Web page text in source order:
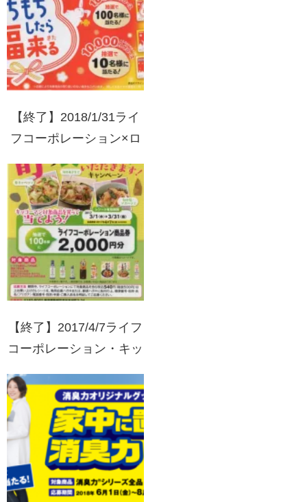
ー体験教室 バスツアー
プレゼントキャンペーン
【終了】2018/1/31ライ
フコーポレーション×ロ
たら、福来る！雪見だい
ふくQUOカードプレゼ
ント！
【終了】2017/4/7ライフ
コーポレーション・キッ
ただきます！キャンペー
ン